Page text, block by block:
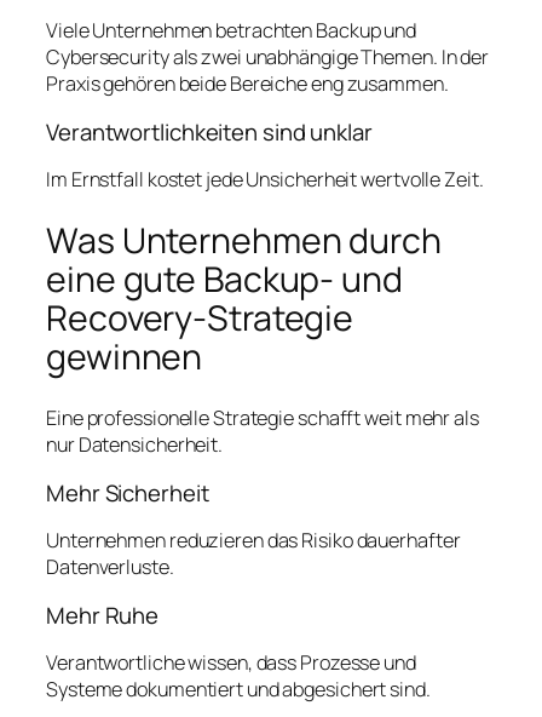
Viele Unternehmen betrachten Backup und
Cybersecurity als zwei unabhängige Themen. In der
Praxis gehören beide Bereiche eng zusammen.
Verantwortlichkeiten sind unklar
Im Ernstfall kostet jede Unsicherheit wertvolle Zeit.
Was Unternehmen durch
eine gute Backup- und
Recovery-Strategie
gewinnen
Eine professionelle Strategie schafft weit mehr als
nur Datensicherheit.
Mehr Sicherheit
Unternehmen reduzieren das Risiko dauerhafter
Datenverluste.
Mehr Ruhe
Verantwortliche wissen, dass Prozesse und
Systeme dokumentiert und abgesichert sind.